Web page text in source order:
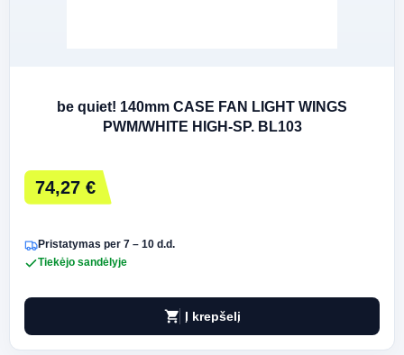
be quiet! 140mm CASE FAN LIGHT WINGS
PWM/WHITE HIGH-SP. BL103
74,27 €
Pristatymas per 7 – 10 d.d.
Tiekėjo sandėlyje
shopping_cart Į krepšelį